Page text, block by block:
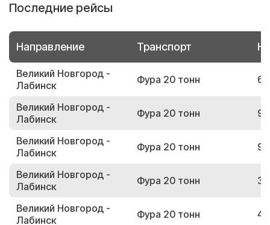
Последние рейсы
Направление Транспорт
Великий Новгород -
Лабинск
Фура 20 тонн
Великий Новгород -
Лабинск
Фура 20 тонн
Великий Новгород -
Лабинск
Фура 20 тонн
Великий Новгород -
Лабинск
Фура 20 тонн
Великий Новгород -
Лабинск
Фура 20 тонн